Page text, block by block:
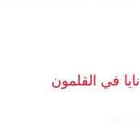
في القلمون